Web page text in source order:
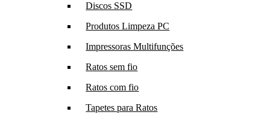
Discos SSD
Produtos Limpeza PC
Impressoras Multifunções
Ratos sem fio
Ratos com fio
Tapetes para Ratos